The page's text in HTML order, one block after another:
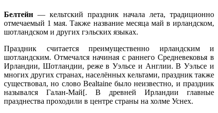
Белтейн — кельтский праздник начала лета, традиционно
отмечаемый 1 мая. Также название месяца май в ирландском,
шотландском и других гэльских языках.
Праздник считается преимущественно ирландским и
шотландским. Отмечался начиная с раннего Средневековья в
Ирландии, Шотландии, реже в Уэльсе и Англии. В Уэльсе и
многих других странах, населённых кельтами, праздник также
существовал, но слово Bealtaine было неизвестно, и праздник
назывался Галан-Май[. В древней Ирландии главные
празднества проходили в центре страны на холме Уснех.